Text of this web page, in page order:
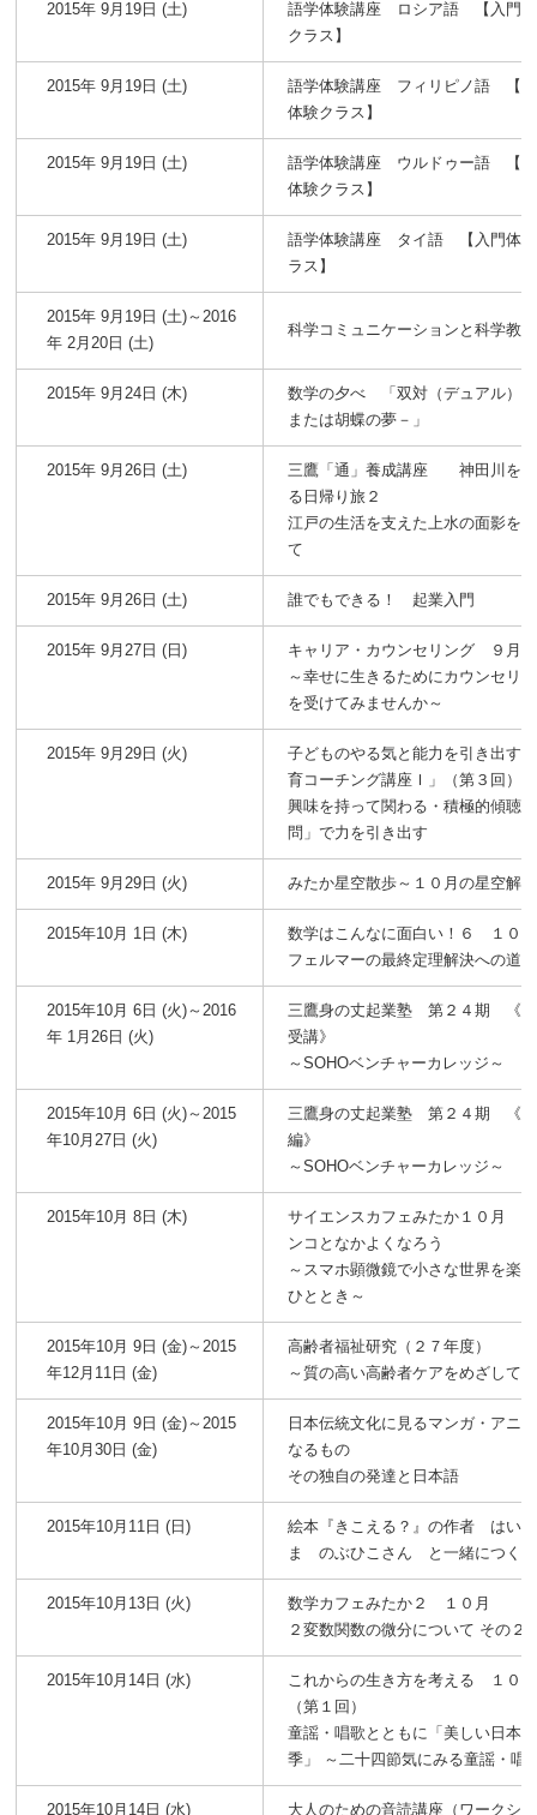
2015年 9月19日 (土)
語学体験講座 ロシア語 【入門
クラス】
2015年 9月19日 (土)
語学体験講座 フィリピノ語 【
体験クラス】
2015年 9月19日 (土)
語学体験講座 ウルドゥー語 【
体験クラス】
2015年 9月19日 (土)
語学体験講座 タイ語 【入門体
ラス】
2015年 9月19日 (土)～2016
年 2月20日 (土)
科学コミュニケーションと科学教育
2015年 9月24日 (木)
数学の夕べ 「双対（デュアル）
または胡蝶の夢－」
2015年 9月26日 (土)
三鷹「通」養成講座 神田川を
る日帰り旅２
江戸の生活を支えた上水の面影を
て
2015年 9月26日 (土) 誰でもできる！ 起業入門
2015年 9月27日 (日)
キャリア・カウンセリング ９月
～幸せに生きるためにカウンセリ
を受けてみませんか～
2015年 9月29日 (火)
子どものやる気と能力を引き出す
育コーチング講座Ｉ」（第３回）
興味を持って関わる・積極的傾聴
問」で力を引き出す
2015年 9月29日 (火) みたか星空散歩～１０月の星空解
2015年10月 1日 (木)
数学はこんなに面白い！６ １
フェルマーの最終定理解決への道
2015年10月 6日 (火)～2016
年 1月26日 (火)
三鷹身の丈起業塾 第２４期 《
受講》
～SOHOベンチャーカレッジ～
2015年10月 6日 (火)～2015
年10月27日 (火)
三鷹身の丈起業塾 第２４期 《
編》
～SOHOベンチャーカレッジ～
2015年10月 8日 (木)
サイエンスカフェみたか１０月
ンコとなかよくなろう
～スマホ顕微鏡で小さな世界を楽
ひととき～
2015年10月 9日 (金)～2015
年12月11日 (金)
高齢者福祉研究（２７年度）
～質の高い高齢者ケアをめざして～
2015年10月 9日 (金)～2015
年10月30日 (金)
日本伝統文化に見るマンガ・アニ
なるもの
その独自の発達と日本語
2015年10月11日 (日)
絵本『きこえる？』の作者 はいじ
ま のぶひこさん と一緒につく
2015年10月13日 (火)
数学カフェみたか２ １０月
２変数関数の微分について その２
2015年10月14日 (水)
これからの生き方を考える １０月
（第１回）
童謡・唱歌とともに「美しい日本
季」 ～二十四節気にみる童謡・唱
2015年10月14日 (水)
大人のための音読講座（ワークシ